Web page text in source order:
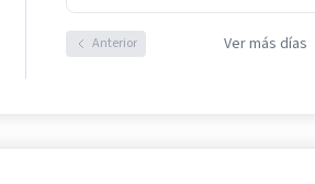
Anterior Ver más días